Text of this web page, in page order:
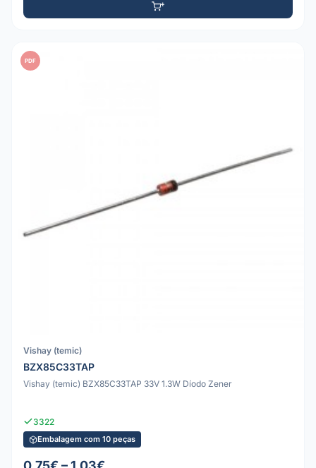
PDF
Vishay (temic)
BZX85C33TAP
Vishay (temic) BZX85C33TAP 33V 1.3W Díodo Zener
3322
Embalagem com 10 peças